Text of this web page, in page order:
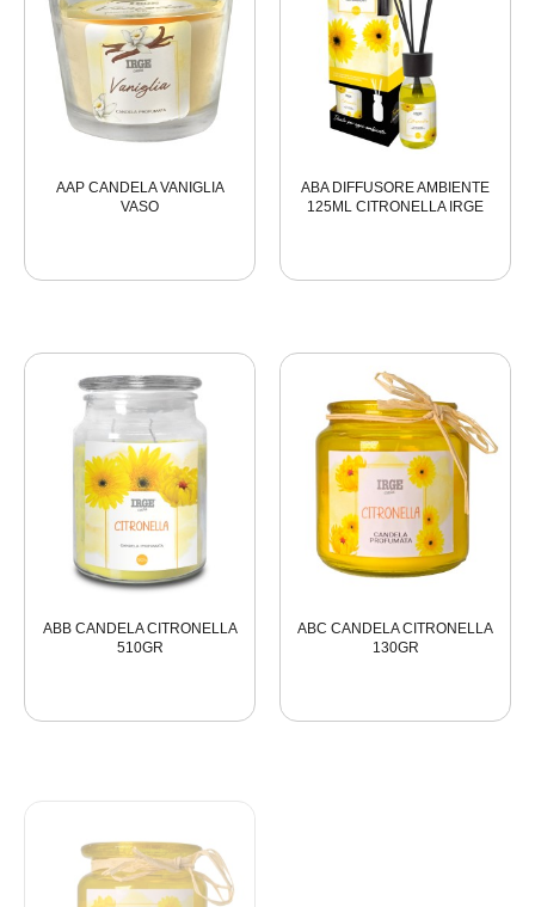
AAP CANDELA VANIGLIA
VASO
ABA DIFFUSORE AMBIENTE
125ML CITRONELLA IRGE
ABB CANDELA CITRONELLA
510GR
ABC CANDELA CITRONELLA
130GR